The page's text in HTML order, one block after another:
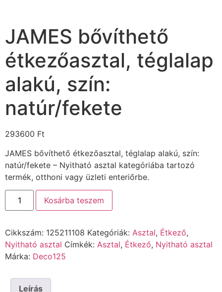
JAMES bővíthető
étkezőasztal, téglalap
alakú, szín:
natúr/fekete
293600 Ft
JAMES bővíthető étkezőasztal, téglalap alakú, szín:
natúr/fekete – Nyitható asztal kategóriába tartozó
termék, otthoni vagy üzleti enteriőrbe.
Kosárba teszem
Cikkszám: 125211108 Kategóriák: Asztal, Étkező,
Nyitható asztal Címkék: Asztal, Étkező, Nyitható asztal
Márka: Deco125
Leírás